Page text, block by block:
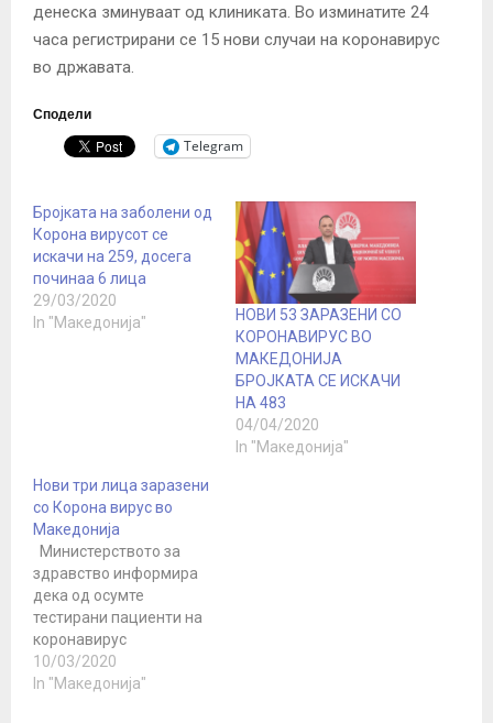
денеска зминуваат од клиниката. Во изминатите 24
часа регистрирани се 15 нови случаи на коронавирус
во државата.
Сподели
Telegram
Бројката на заболени од
Корона вирусот се
искачи на 259, досега
починаа 6 лица
29/03/2020
In "Македонија"
НОВИ 53 ЗАРАЗЕНИ СО
КОРОНАВИРУС ВО
МАКЕДОНИЈА
БРОЈКАТА СЕ ИСКАЧИ
НА 483
04/04/2020
In "Македонија"
Нови три лица заразени
со Корона вирус во
Македонија
Министерството за
здравство информира
дека од осумте
тестирани пациенти на
коронавирус
попладнево, тројца
членови на семејството
10/03/2020
In "Македонија"